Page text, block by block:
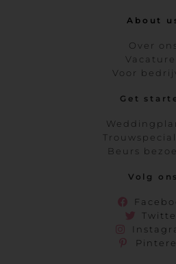
About
Over
Voor
Get
Beurs
Volg ons